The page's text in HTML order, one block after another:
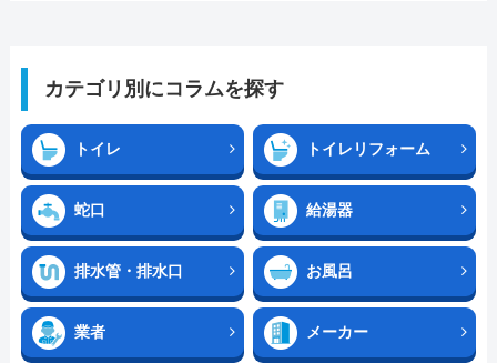
カテゴリ別にコラムを探す
トイレ トイレリフォーム
蛇口 給湯器
排水管・排水口 お風呂
業者 メーカー